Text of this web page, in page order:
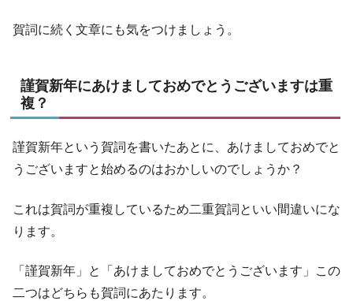
賀詞に続く文章にも気をつけましょう。
謹賀新年にあけましておめでとうございますは重
複？
謹賀新年という賀詞を書いたあとに、あけましておめでと
うございますと始めるのはおかしいのでしょうか？
これは賀詞が重複しているため二重賀詞といい間違いにな
ります。
「謹賀新年」と「あけましておめでとうございます」この
二つはどちらも賀詞にあたります。